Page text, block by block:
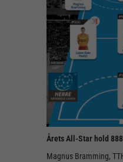
Årets All-Star hold
Magnus Bramming,